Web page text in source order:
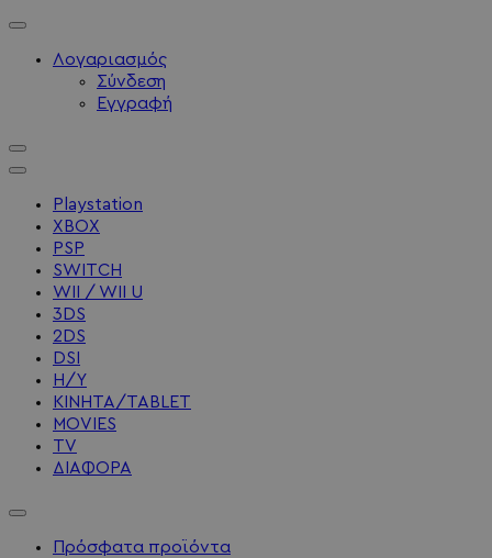
Λογαριασμός
Σύνδεση
Εγγραφή
Playstation
XBOX
PSP
SWITCH
WII / WII U
3DS
2DS
DSI
Η/Υ
ΚΙΝΗΤΑ/TABLET
MOVIES
TV
ΔΙΑΦΟΡΑ
Πρόσφατα προϊόντα